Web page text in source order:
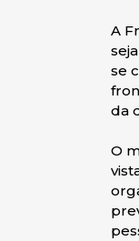
A
se
da
O